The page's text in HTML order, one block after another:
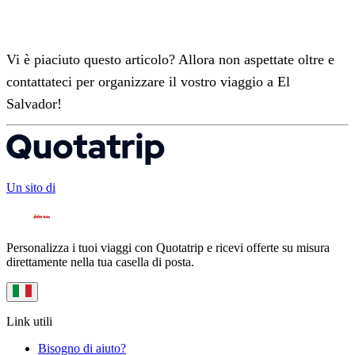
Vi è piaciuto questo articolo? Allora non aspettate oltre e
contattateci per organizzare il vostro viaggio a El
Salvador!
Un sito di
Personalizza i tuoi viaggi con Quotatrip e ricevi offerte su misura
direttamente nella tua casella di posta.
Link utili
Bisogno di aiuto?